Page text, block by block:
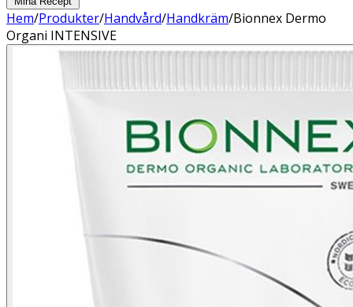
Hem/Produkter/Handvård/Handkräm/Bionnex Dermo
Organi INTENSIVE